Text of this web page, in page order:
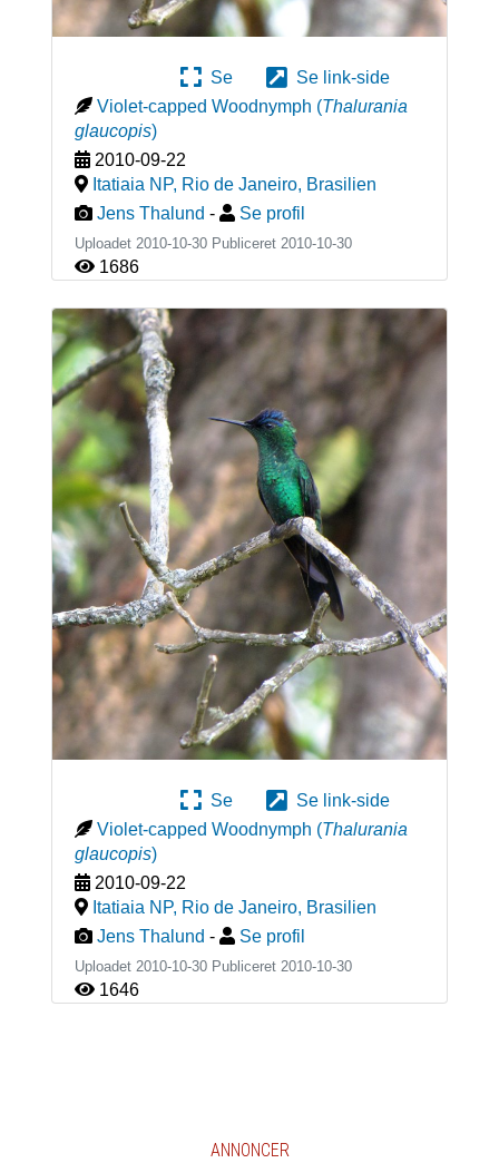
Se
Se link-side
Violet-capped Woodnymph (Thalurania
glaucopis)
2010-09-22
Itatiaia NP, Rio de Janeiro, Brasilien
Jens Thalund - Se profil
Uploadet 2010-10-30 Publiceret 2010-10-30
1686
Se
Se link-side
Violet-capped Woodnymph (Thalurania
glaucopis)
2010-09-22
Itatiaia NP, Rio de Janeiro, Brasilien
Jens Thalund - Se profil
Uploadet 2010-10-30 Publiceret 2010-10-30
1646
ANNONCER